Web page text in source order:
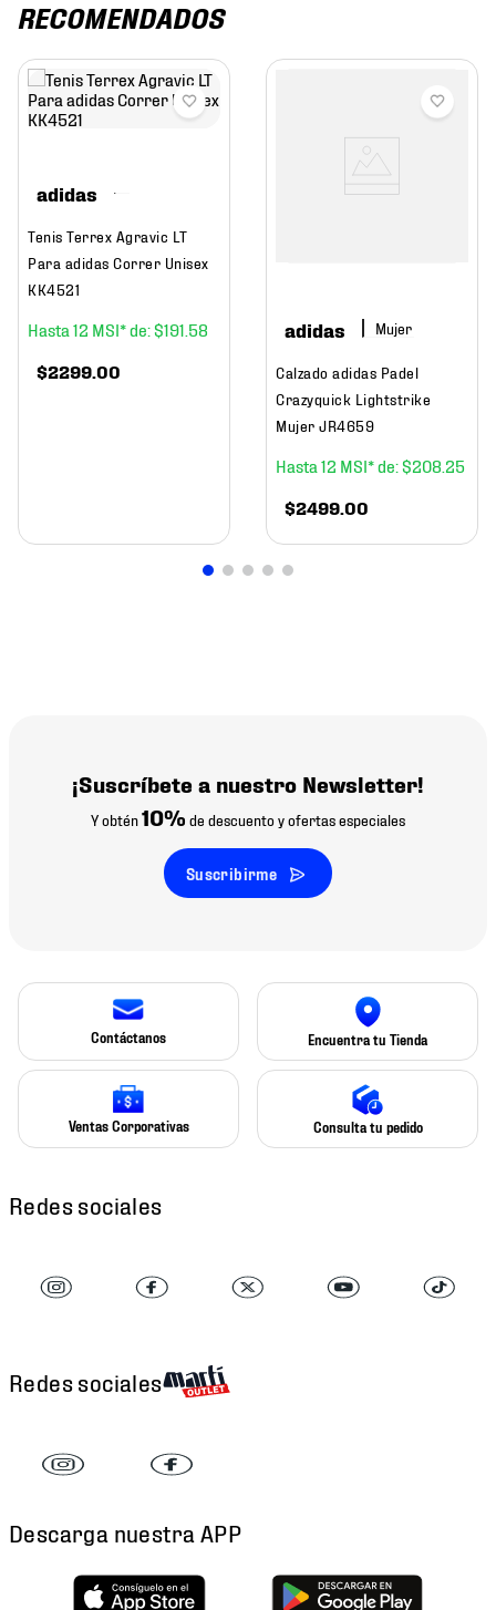
RECOMENDADOS
adidas
Tenis Terrex Agravic LT
Para adidas Correr Unisex
KK4521
12 $191 58
$2299.00
adidas Mujer
Calzado adidas Padel
Crazyquick Lightstrike
Mujer JR4659
12 $208 25
$2499.00
¡Suscríbete a nuestro Newsletter!
Y obtén10% de descuento y ofertas especiales
Suscribirme
Contáctanos Encuentra tu Tienda
Ventas Corporativas Consulta tu pedido
Redes sociales
Redes sociales
Descarga nuestra APP